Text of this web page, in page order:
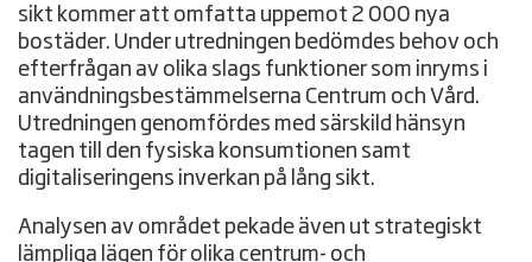
sikt kommer att omfatta uppemot 2 000 nya
bostäder. Under utredningen bedömdes behov och
efterfrågan av olika slags funktioner som inryms i
användningsbestämmelserna Centrum och Vård.
Utredningen genomfördes med särskild hänsyn
tagen till den fysiska konsumtionen samt
digitaliseringens inverkan på lång sikt.
Analysen av området pekade även ut strategiskt
lämpliga lägen för olika centrum- och